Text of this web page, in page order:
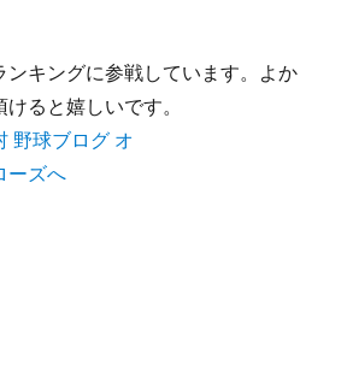
ンキングに参戦しています。よか
ると嬉しいです。